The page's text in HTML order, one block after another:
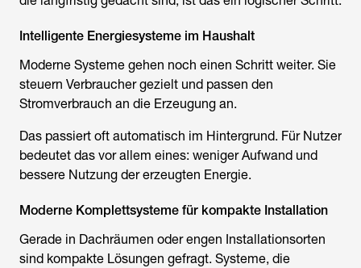
Intelligente Energiesysteme im Haushalt
Moderne Systeme gehen noch einen Schritt weiter. Sie
steuern Verbraucher gezielt und passen den
Stromverbrauch an die Erzeugung an.
Das passiert oft automatisch im Hintergrund. Für Nutzer
bedeutet das vor allem eines: weniger Aufwand und
bessere Nutzung der erzeugten Energie.
Moderne Komplettsysteme für kompakte Installation
Gerade in Dachräumen oder engen Installationsorten
sind kompakte Lösungen gefragt. Systeme, die